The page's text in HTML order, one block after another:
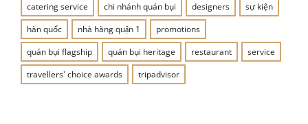
catering service
chi nhánh quán bụi designers
sự kiện
hàn quốc
nhà hàng quận 1
promotions
quán bụi flagship
quán bụi heritage restaurant
service
travellers' choice awards
tripadvisor